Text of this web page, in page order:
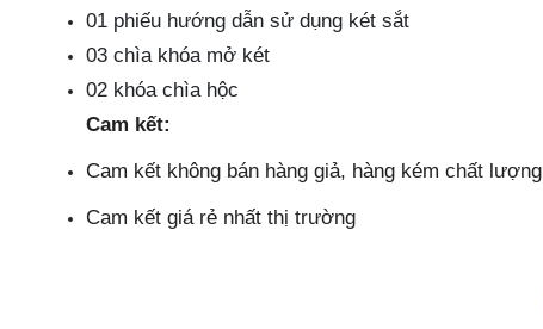
01 phiếu hướng dẫn sử dụng két sắt
03 chìa khóa mở két
02 khóa chìa hộc
Cam kết:
Cam kết không bán hàng giả, hàng kém chất lượng
Cam kết giá rẻ nhất thị trường